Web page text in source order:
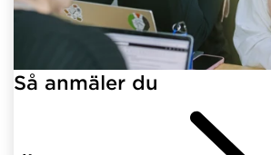
Så anmäler du